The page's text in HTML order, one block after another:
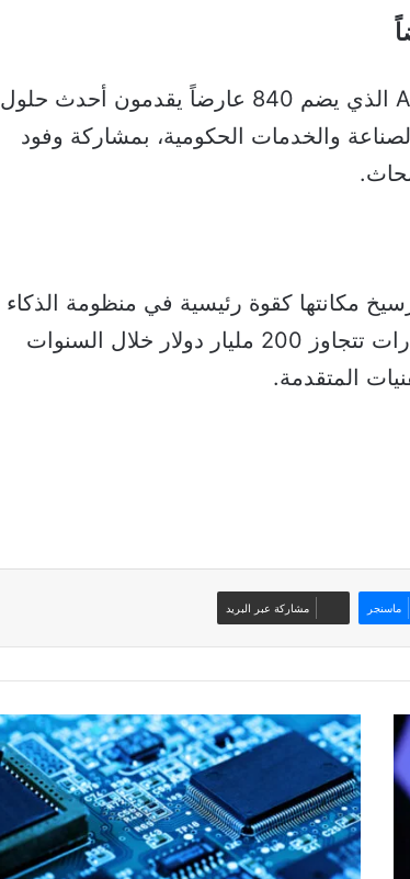
وعلى هامش القمة، يُقام معرض AI Expo الذي يضم 840 عارضاً يقدمون أحدث حلول
والخدمات الحكومية، بمشاركة وفود
مكانتها كقوة رئيسية في منظومة الذكاء
الاصطناعي، وسط توقعات بجذب استثمارات تتجاوز 200 مليار دولار خلال السنوات
المتقدمة.
ماسنجر مشاركة عبر البريد
فساد
البيانات
الصامت..
خلل
خفي
يهدد
موثوقية